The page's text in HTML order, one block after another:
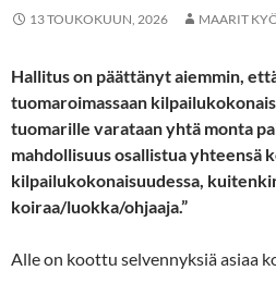
13 TOUKOKUUN, 2026 MAARIT
Hallitus on päättänyt aiemmin,
tuomaroimassaan
tuomarille varataan yhtä monta
mahdollisuus osallistua yhteensä
kilpailukokonaisuudessa,
koiraa/luokka/ohjaaja.”
Alle on koottu selvennyksiä asiaa